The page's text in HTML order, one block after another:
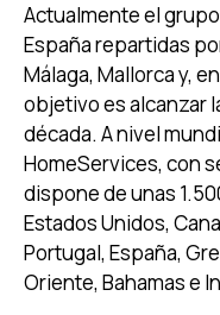
Actualmente el
España repartidas
Málaga, Mallorca y,
objetivo es alcanzar
década. A nivel
HomeServices, con
dispone de unas
Estados Unidos,
Portugal, España,
Oriente, Bahamas e